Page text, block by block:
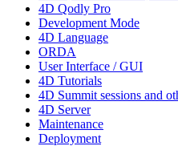
4D Qodly Pro
Development Mode
4D Language
ORDA
User Interface / GUI
4D Tutorials
4D Summit sessions and
4D Server
Maintenance
Deployment